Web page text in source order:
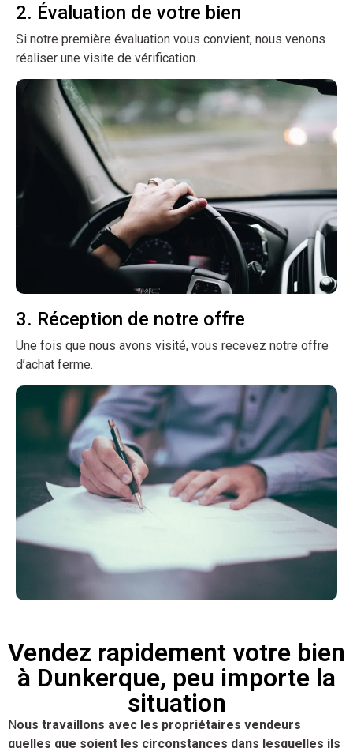
2. Évaluation de votre bien
Si notre première évaluation vous convient, nous venons
réaliser une visite de vérification.
3. Réception de notre offre
Une fois que nous avons visité, vous recevez notre offre
d’achat ferme.
Vendez rapidement votre bien
à Dunkerque, peu importe la
situation
Nous travaillons avec les propriétaires vendeurs
quelles que soient les circonstances dans lesquelles ils